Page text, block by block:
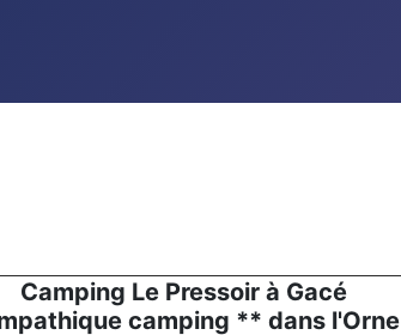
Camping Le Pressoir à Gacé
camping ** dans l'Orne